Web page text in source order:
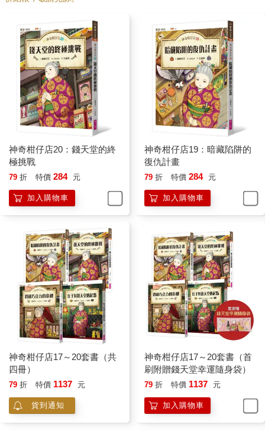
神奇柑仔店20：錢天堂的終
極挑戰
79 折 特價 284 元
加入購物車
神奇柑仔店19：暗藏陷阱的
復仇計畫
79 折 特價 284 元
加入購物車
神奇柑仔店17～20套書（共
四冊）
79 折 特價 1137 元
貨到通知
神奇柑仔店17～20套書（首
刷附贈錢天堂幸運隨身袋）
79 折 特價 1137 元
加入購物車